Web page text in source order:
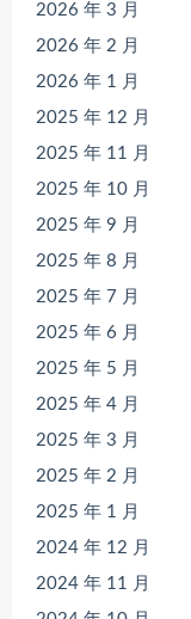
2026 年 3 月
2026 年 2 月
2026 年 1 月
2025 年 12 月
2025 年 11 月
2025 年 10 月
2025 年 9 月
2025 年 8 月
2025 年 7 月
2025 年 6 月
2025 年 5 月
2025 年 4 月
2025 年 3 月
2025 年 2 月
2025 年 1 月
2024 年 12 月
2024 年 11 月